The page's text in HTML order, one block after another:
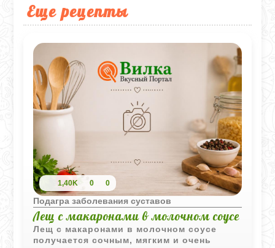
Еще рецепты
1,40K 0 0
Подагра заболевания суставов
Лещ с макаронами в молочном соусе
Лещ с макаронами в молочном соусе
получается сочным, мягким и очень